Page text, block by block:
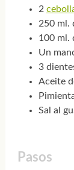
2
250 ml.
100 ml.
Un
3
Aceite
Sal al
Pasos